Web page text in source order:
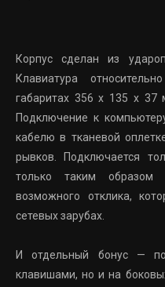
Корпус сделан из
Клавиатура
габаритах 356 x 135 x 37
Подключение к
кабелю в тканевой
рывков. Подключается
только таким образом
возможного отклика,
сетевых зарубах.
И отдельный бонус —
клавишами, но и на